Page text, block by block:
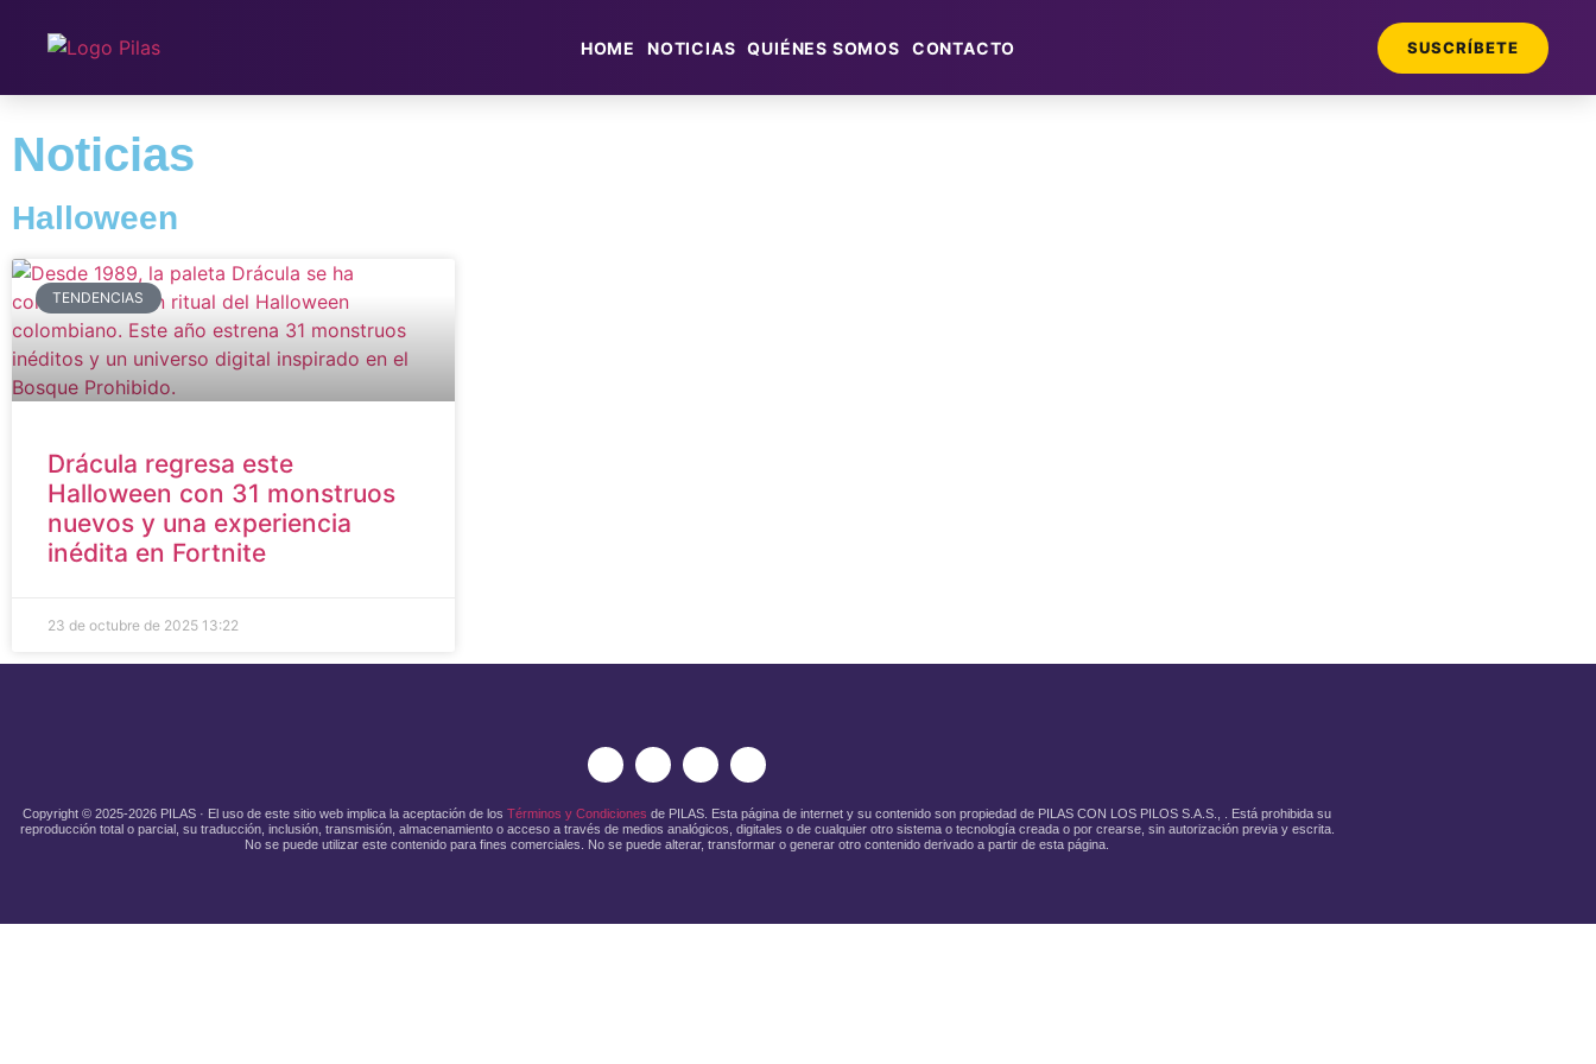
HOME NOTICIAS QUIÉNES SOMOS CONTACTO SUSCRÍBETE
Noticias
Halloween
TENDENCIAS
Drácula regresa este
Halloween con 31 monstruos
nuevos y una experiencia
inédita en Fortnite
23 de octubre de 2025 13:22
Copyright © 2025-2026 PILAS · El uso de este sitio web implica la aceptación de los Términos y Condiciones de PILAS. Esta página de internet y su contenido son propiedad de PILAS CON LOS PILOS S.A.S., . Está prohibida su
reproducción total o parcial, su traducción, inclusión, transmisión, almacenamiento o acceso a través de medios analógicos, digitales o de cualquier otro sistema o tecnología creada o por crearse, sin autorización previa y escrita.
No se puede utilizar este contenido para fines comerciales. No se puede alterar, transformar o generar otro contenido derivado a partir de esta página.